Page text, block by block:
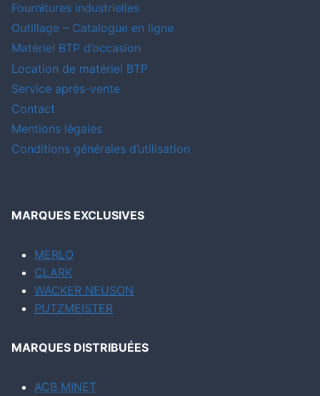
Fournitures industrielles
Outillage – Catalogue en ligne
Matériel BTP d’occasion
Location de matériel BTP
Service après-vente
Contact
Mentions légales
Conditions générales d’utilisation
MARQUES EXCLUSIVES
MERLO
CLARK
WACKER NEUSON
PUTZMEISTER
MARQUES DISTRIBUÉES
ACB MINET